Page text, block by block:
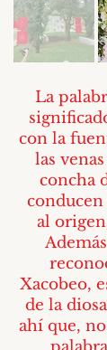
La
con la
las
concha
conducen
al
Xacobeo,
de la
ahí que,